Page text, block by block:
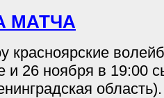
МАТЧА
26 ноября в 19:00
область).